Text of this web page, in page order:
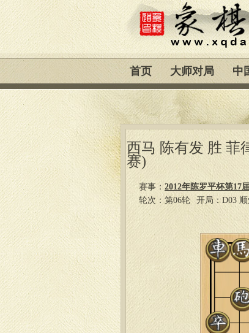
首页 大师对局 中
西马 陈有发 胜 菲
赛)
赛事：2012年陈罗平杯第17
轮次：第06轮
开局：D03